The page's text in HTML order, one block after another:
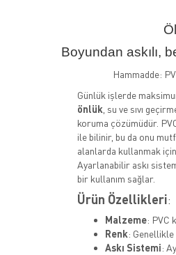
Boyundan askılı,
Hammadde:
Günlük işlerde
önlük , su ve sıvı
koruma çözümüdür.
ile bilinir, bu da onu
alanlarda kullanmak
Ayarlanabilir askı
bir kullanım sağlar.
Ürün Özellikleri:
Malzeme: PVC
Renk:
Askı Sistemi: